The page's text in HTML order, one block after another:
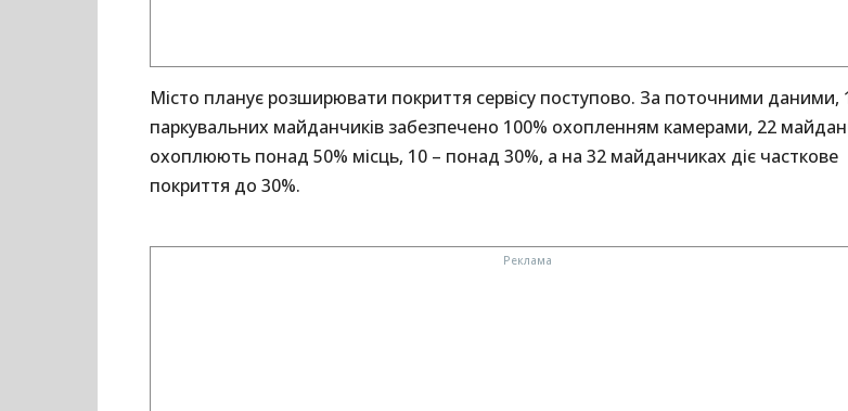
Місто планує розширювати покриття сервісу поступово. За поточними даними,
паркувальних майданчиків забезпечено 100% охопленням камерами, 22
охоплюють понад 50% місць, 10 – понад 30%, а на 32 майданчиках діє часткове
покриття до 30%.